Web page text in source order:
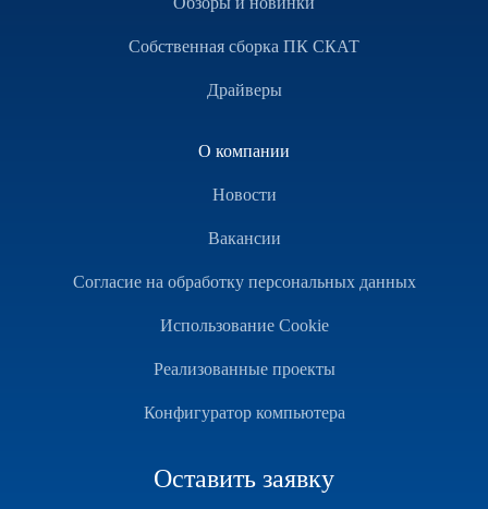
Собственная сборка ПК СКАТ
Драйверы
О компании
Новости
Вакансии
Согласие на обработку персональных данных
Использование Cookie
Реализованные проекты
Конфигуратор компьютера
Оставить заявку